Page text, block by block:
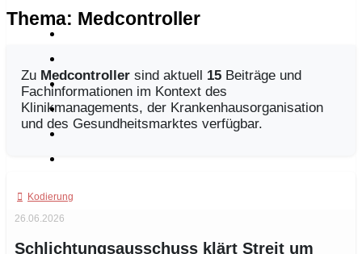
Thema: Medcontroller
Zu Medcontroller sind aktuell 15 Beiträge und
Fachinformationen im Kontext des
Klinikmanagements, der Krankenhausorganisation
und des Gesundheitsmarktes verfügbar.
Kodierung
26.06.2026
Schlichtungsausschuss klärt Streit um